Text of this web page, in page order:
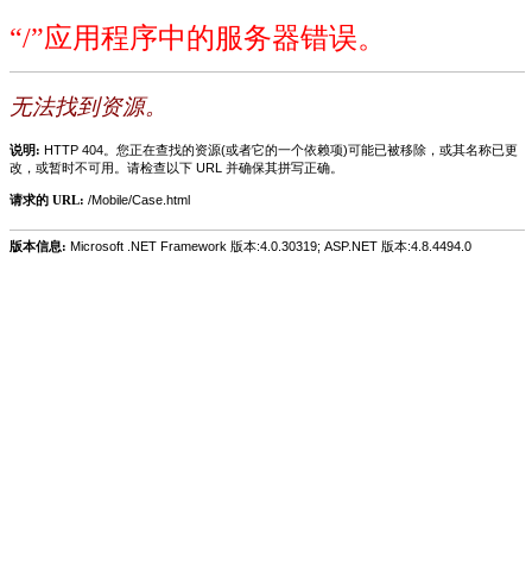
“/”应用程序中的服务器错误。
无法找到资源。
说明: HTTP 404。您正在查找的资源(或者它的一个依赖项)可能已被移除，或其名称已更
改，或暂时不可用。请检查以下 URL 并确保其拼写正确。
请求的 URL: /Mobile/Case.html
版本信息: Microsoft .NET Framework 版本:4.0.30319; ASP.NET 版本:4.8.4494.0